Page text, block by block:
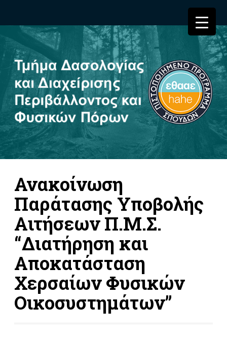
Ανακοίνωση
Παράτασης Υποβολής
Αιτήσεων Π.Μ.Σ.
“Διατήρηση και
Αποκατάσταση
Χερσαίων Φυσικών
Οικοσυστημάτων”